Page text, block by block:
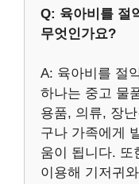
Q: 육아비를 절
무엇인가요?
A: 육아비를 절
하나는 중고 물
용품, 의류, 장
구나 가족에게
움이 됩니다. 또
이용해 기저귀